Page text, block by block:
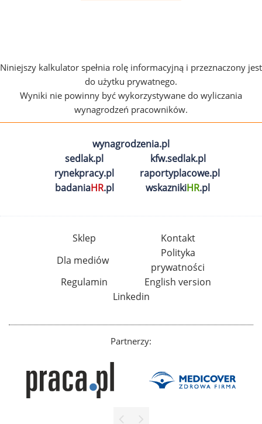
Niniejszy kalkulator spełnia rolę informacyjną i przeznaczony jest
do użytku prywatnego.
Wyniki nie powinny być wykorzystywane do wyliczania
wynagrodzeń pracowników.
wynagrodzenia.pl
sedlak.pl
kfw.sedlak.pl
rynekpracy.pl
raportyplacowe.pl
badaniaHR.pl wskaznikiHR.pl
Sklep
Kontakt
Dla mediów
Polityka
prywatności
Regulamin
English version
Linkedin
Partnerzy: